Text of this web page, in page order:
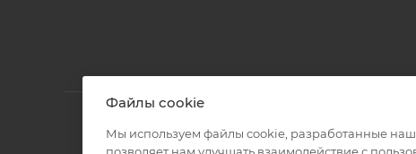
Файлы cookie
Мы используем файлы cookie, разработанные